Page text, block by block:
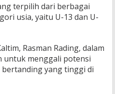
terpilih dari berbagai
usia, yaitu U-13 dan U-
Rasman Rading, dalam
untuk menggali potensi
yang tinggi di